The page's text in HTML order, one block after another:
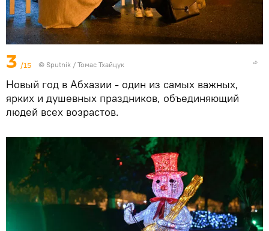
3 /15 © Sputnik / Томас Тхайцук
Новый год в Абхазии - один из самых важных,
ярких и душевных праздников, объединяющий
людей всех возрастов.